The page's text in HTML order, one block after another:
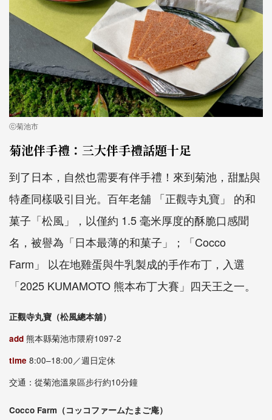
ⓒ菊池市
菊池伴手禮：三大伴手禮話題十足
到了日本，自然也需要有伴手禮！來到菊池，甜點與
特產同樣吸引目光。百年老舖 「正觀寺丸寶」 的和
菓子「松風」，以僅約 1.5 毫米厚度的酥脆口感聞
名，被譽為「日本最薄的和菓子」；「Cocco
Farm」 以在地雞蛋與牛乳製成的手作布丁，入選
「2025 KUMAMOTO 熊本布丁大賽」四天王之一。
正觀寺丸寶（松風總本舖）
add 熊本縣菊池市隈府1097-2
time 8:00–18:00／週日定休
交通：從菊池溫泉區步行約10分鐘
Cocco Farm（コッコファームたまご庵）